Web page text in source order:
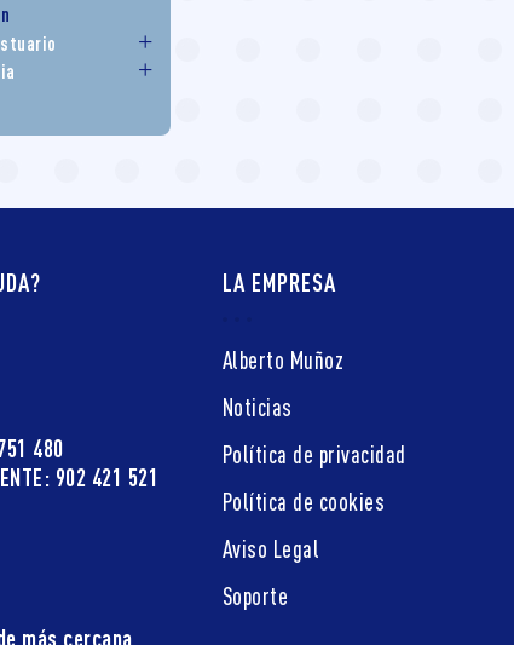
480
902 421 521
más cercana.
LA EMPRESA
Alberto Muñoz
Noticias
Política de privacidad
Política de cookies
Aviso Legal
Soporte